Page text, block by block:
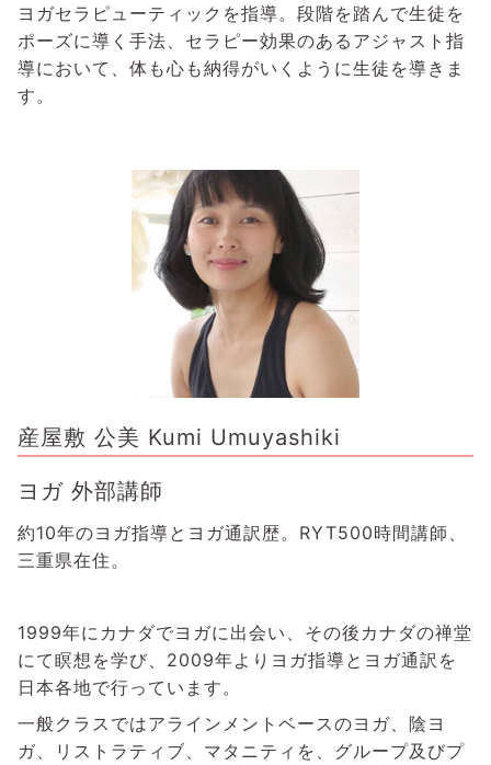
ヨガセラピューティックを指導。段階を踏んで生徒を
ポーズに導く手法、セラピー効果のあるアジャスト指
導において、体も心も納得がいくように生徒を導きま
す。
産屋敷 公美 Kumi Umuyashiki
ヨガ 外部講師
約10年のヨガ指導とヨガ通訳歴。RYT500時間講師、
三重県在住。
1999年にカナダでヨガに出会い、その後カナダの禅堂
にて瞑想を学び、2009年よりヨガ指導とヨガ通訳を
日本各地で行っています。
一般クラスではアラインメントベースのヨガ、陰ヨ
ガ、リストラティブ、マタニティを、グループ及びプ